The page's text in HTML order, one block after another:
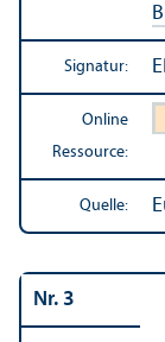
Signatur:
Online
Ressource:
Quelle:
Nr. 3